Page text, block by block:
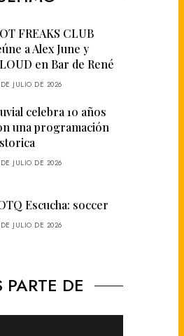
FREAKS CLUB
a Alex June y
en Bar de René
JULIO DE 2026
celebra 10 años
una programación
JULIO DE 2026
Escucha: soccer
JULIO DE 2026
DE